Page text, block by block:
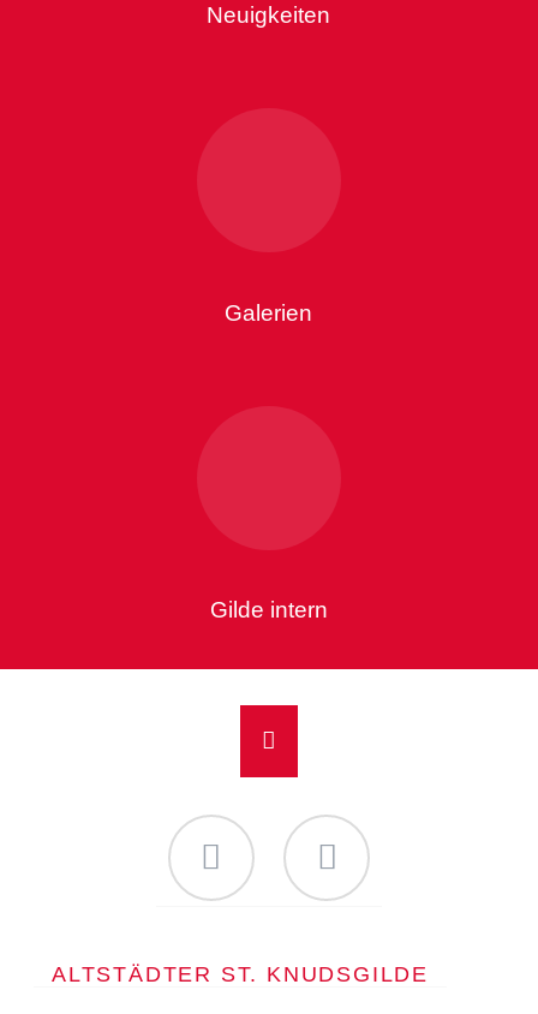
Neuigkeiten
Galerien
Gilde intern
NAVIGATION
ALTSTÄDTER ST. KNUDSGILDE